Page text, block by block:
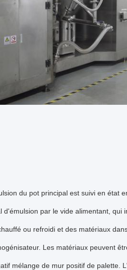
du pot principal est suivi en état
d'émulsion par le vide alimentant,
ou refroidi et des matériaux
Les matériaux peuvent
mélange de mur positif de palette.